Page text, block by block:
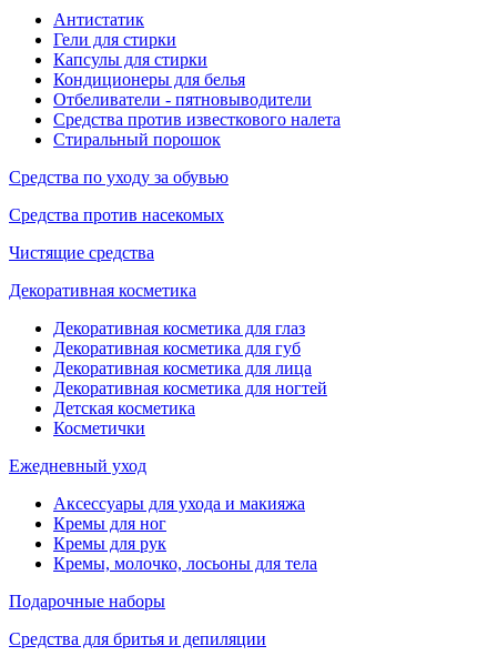
Антистатик
Гели для стирки
Капсулы для стирки
Кондиционеры для белья
Отбеливатели - пятновыводители
Средства против известкового налета
Стиральный порошок
Средства по уходу за обувью
Средства против насекомых
Чистящие средства
Декоративная косметика
Декоративная косметика для глаз
Декоративная косметика для губ
Декоративная косметика для лица
Декоративная косметика для ногтей
Детская косметика
Косметички
Ежедневный уход
Аксессуары для ухода и макияжа
Кремы для ног
Кремы для рук
Кремы, молочко, лосьоны для тела
Подарочные наборы
Средства для бритья и депиляции